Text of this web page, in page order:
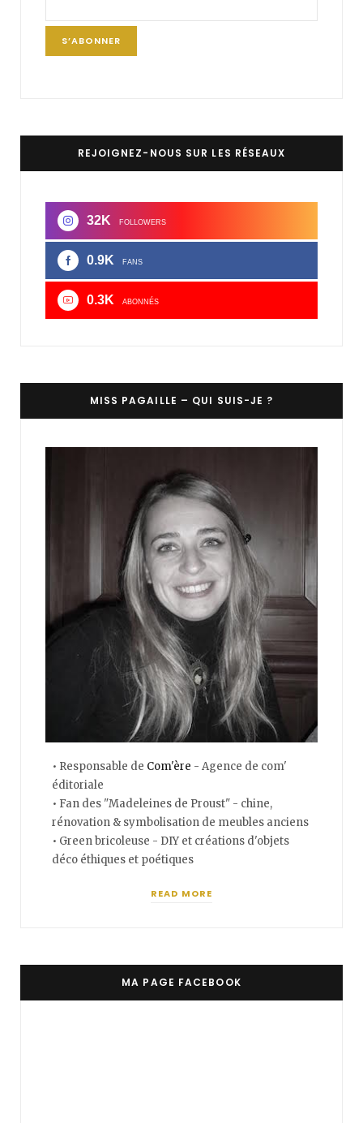
REJOIGNEZ-NOUS SUR LES RÉSEAUX
32K FOLLOWERS
0.9K FANS
0.3K ABONNÉS
MISS PAGAILLE – QUI SUIS-JE ?
• Responsable de Com'ère - Agence de com'
éditoriale
• Fan des "Madeleines de Proust" - chine,
rénovation & symbolisation de meubles anciens
• Green bricoleuse - DIY et créations d'objets
déco éthiques et poétiques
READ MORE
MA PAGE FACEBOOK